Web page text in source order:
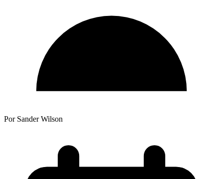
Por Sander Wilson